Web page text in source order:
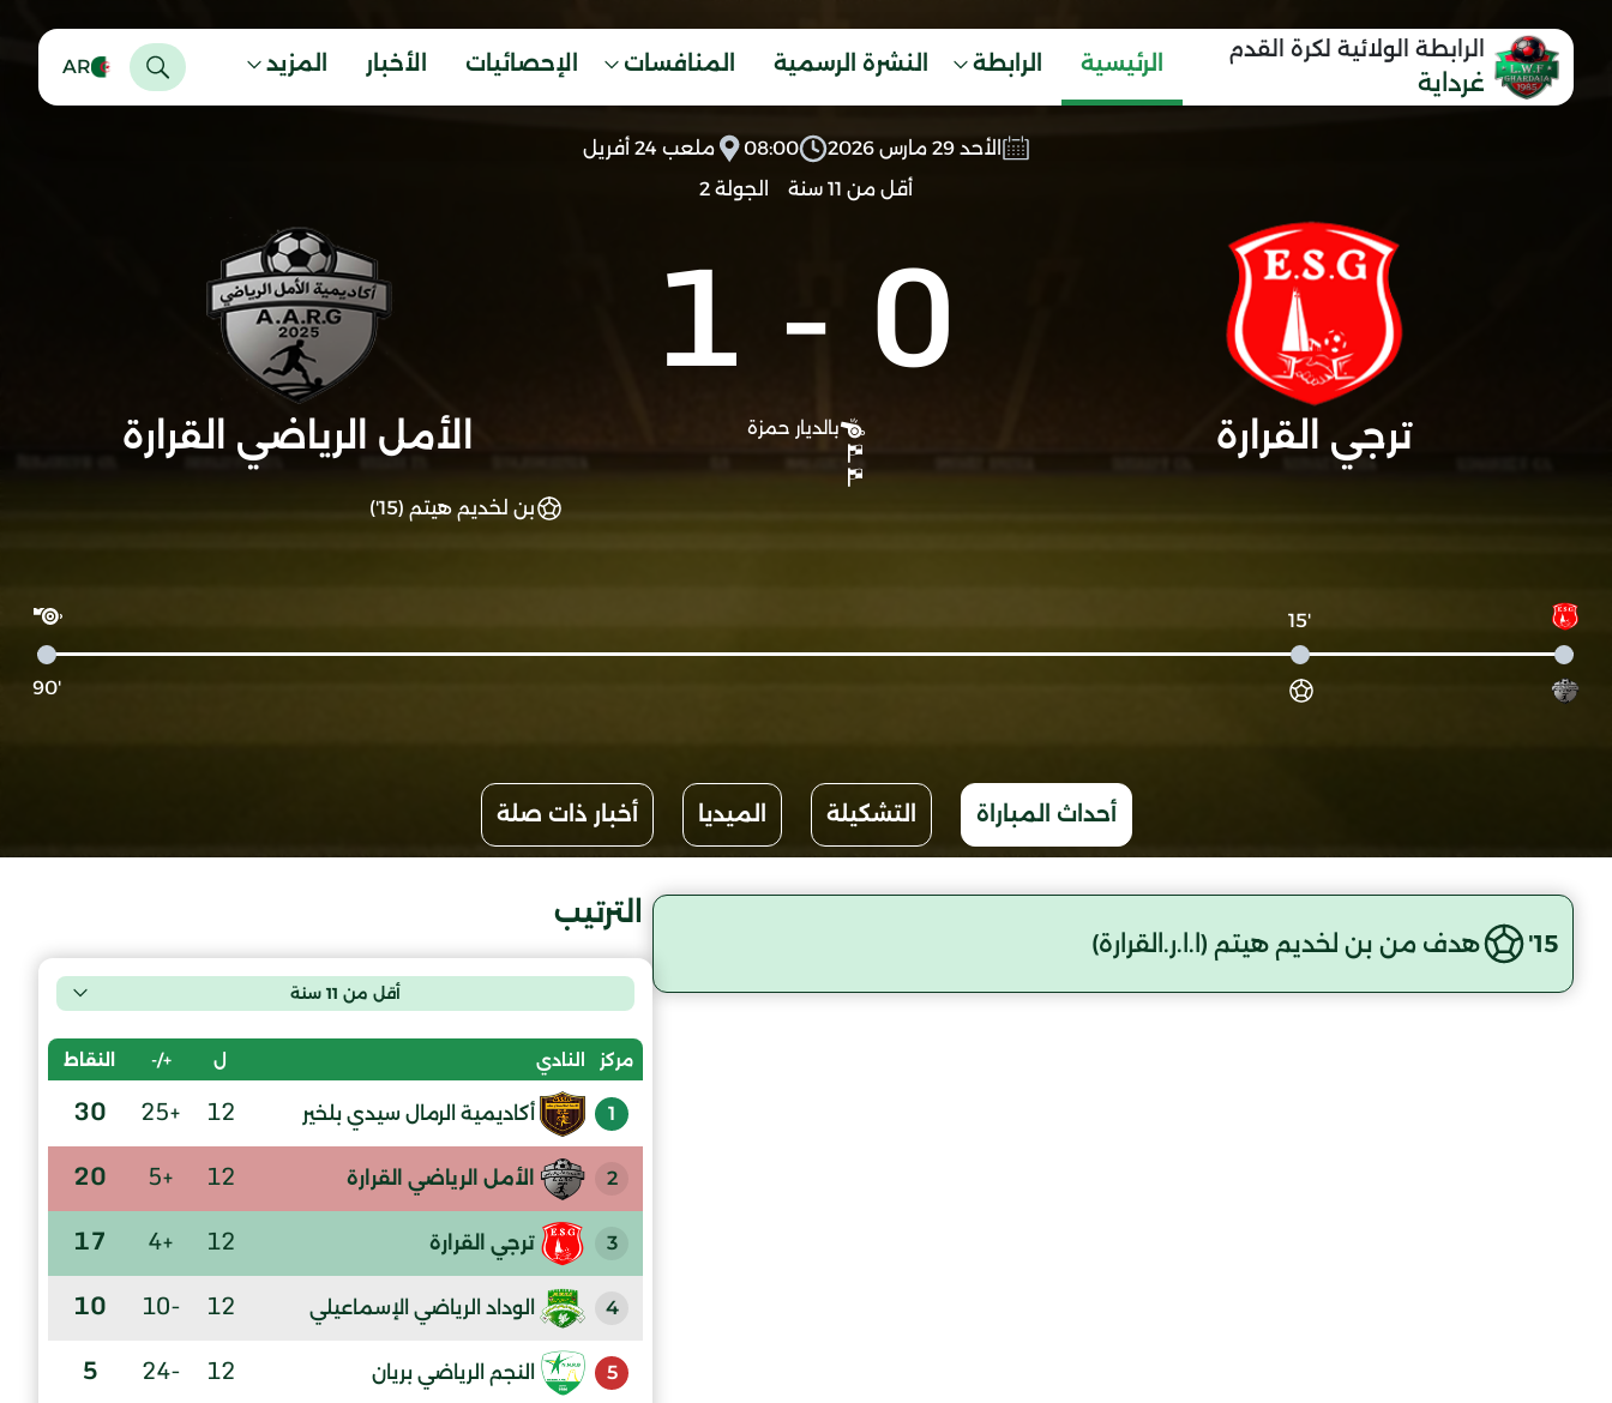
الرابطة الولائية لكرة القدم
غرداية
الرئيسية الرابطة النشرة الرسمية المنافسات الإحصائيات الأخبار المزيد AR
الأحد 29 مارس 2026 08:00
ملعب 24 أفريل
أقل من 11 سنة
الجولة 2
ترجي القرارة
0
-
1
بالديار حمزة الأمل الرياضي القرارة
بن لخديم هيتم (15')
'15
'90
أحداث المباراة التشكيلة الميديا أخبار ذات صلة
15' هدف من بن لخديم هيتم (ا.ا.ر.القرارة)
الترتيب
أقل من 11 سنة
مركز النادي ل +/- النقاط
1 أكاديمية الرمال سيدي بلخير 12
+25
30
2 الأمل الرياضي القرارة 12
+5
20
3 ترجي القرارة 12
+4
17
4 الوداد الرياضي الإسماعيلي 12
-10
10
5 النجم الرياضي بريان 12
-24
5